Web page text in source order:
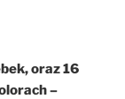
oraz 16
–